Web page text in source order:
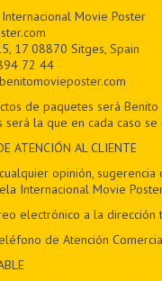
Movie Poster
17 08870 Sitges, Spain
72 44
de paquetes será
será la que en cada caso
ATENCIÓN AL CLIENTE
opinión,
Internacional Movie
electrónico a la dirección
de Atención